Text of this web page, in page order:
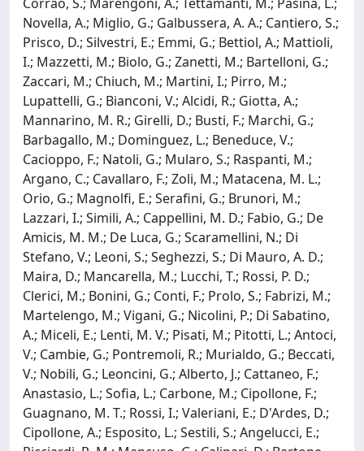
Novella, A.; Miglio, G.; Galbussera, A. A.; Cantiero, S.;
Prisco, D.; Silvestri, E.; Emmi, G.; Bettiol, A.; Mattioli,
I.; Mazzetti, M.; Biolo, G.; Zanetti, M.; Bartelloni, G.;
Zaccari, M.; Chiuch, M.; Martini, I.; Pirro, M.;
Lupattelli, G.; Bianconi, V.; Alcidi, R.; Giotta, A.;
Mannarino, M. R.; Girelli, D.; Busti, F.; Marchi, G.;
Barbagallo, M.; Dominguez, L.; Beneduce, V.;
Cacioppo, F.; Natoli, G.; Mularo, S.; Raspanti, M.;
Argano, C.; Cavallaro, F.; Zoli, M.; Matacena, M. L.;
Orio, G.; Magnolfi, E.; Serafini, G.; Brunori, M.;
Lazzari, I.; Simili, A.; Cappellini, M. D.; Fabio, G.; De
Amicis, M. M.; De Luca, G.; Scaramellini, N.; Di
Stefano, V.; Leoni, S.; Seghezzi, S.; Di Mauro, A. D.;
Maira, D.; Mancarella, M.; Lucchi, T.; Rossi, P. D.;
Clerici, M.; Bonini, G.; Conti, F.; Prolo, S.; Fabrizi, M.;
Martelengo, M.; Vigani, G.; Nicolini, P.; Di Sabatino,
A.; Miceli, E.; Lenti, M. V.; Pisati, M.; Pitotti, L.; Antoci,
V.; Cambie, G.; Pontremoli, R.; Murialdo, G.; Beccati,
V.; Nobili, G.; Leoncini, G.; Alberto, J.; Cattaneo, F.;
Anastasio, L.; Sofia, L.; Carbone, M.; Cipollone, F.;
Guagnano, M. T.; Rossi, I.; Valeriani, E.; D'Ardes, D.;
Cipollone, A.; Esposito, L.; Sestili, S.; Angelucci, E.;